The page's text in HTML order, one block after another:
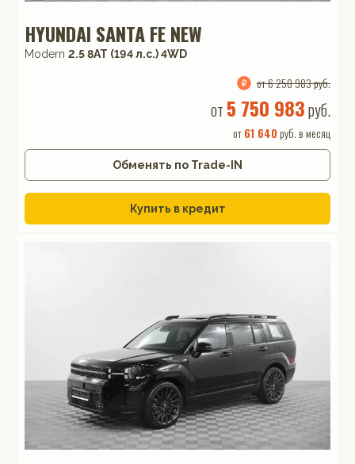
HYUNDAI SANTA FE NEW
Modern 2.5 8AT (194 л.с.) 4WD
от 6 250 983 руб.
от 5 750 983руб.
от61 640 руб. в месяц
Обменять по Trade-IN
Купить в кредит